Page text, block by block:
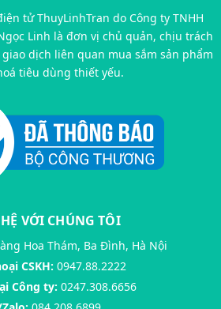
tử ThuyLinhTran do Công ty TNHH
Linh là đơn vị chủ quản, chịu trách
dịch liên quan mua sắm sản phẩm
tiêu dùng thiết yếu.
VỚI CHÚNG TÔI
Hoa Thám, Ba Đình, Hà Nội
CSKH: 0947.88.2222
Công ty: 0247.308.6656